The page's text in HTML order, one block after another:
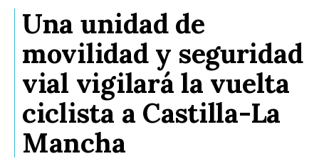
Una unidad de
movilidad y seguridad
vial vigilará la vuelta
ciclista a Castilla-La
Mancha